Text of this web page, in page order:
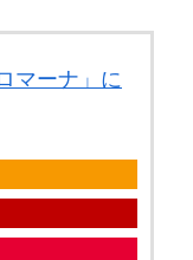
マーナ」に